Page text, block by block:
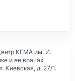
КГМА им. И.
и ее врачах,
Киевская, д. 27/1.